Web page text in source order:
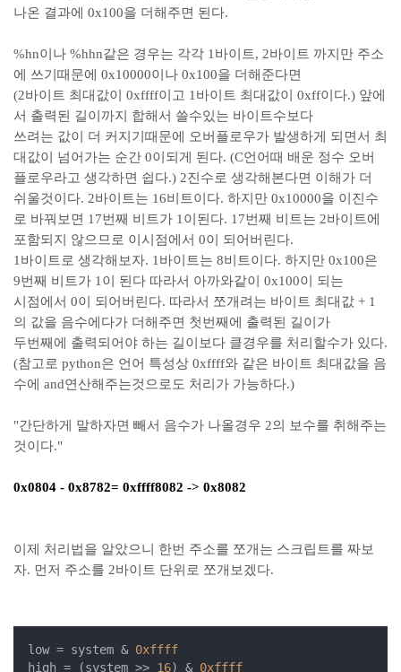
나온 결과에 0x100을 더해주면 된다.
%hn이나 %hhn같은 경우는 각각 1바이트, 2바이트 까지만 주소
에 쓰기때문에 0x10000이나 0x100을 더해준다면
(2바이트 최대값이 0xffff이고 1바이트 최대값이 0xff이다.) 앞에
서 출력된 길이까지 합해서 쓸수있는 바이트수보다
쓰려는 값이 더 커지기때문에 오버플로우가 발생하게 되면서 최
대값이 넘어가는 순간 0이되게 된다. (C언어때 배운 정수 오버
플로우라고 생각하면 쉽다.) 2진수로 생각해본다면 이해가 더
쉬울것이다. 2바이트는 16비트이다. 하지만 0x10000을 이진수
로 바꿔보면 17번째 비트가 1이된다. 17번째 비트는 2바이트에
포함되지 않으므로 이시점에서 0이 되어버린다.
1바이트로 생각해보자. 1바이트는 8비트이다. 하지만 0x100은
9번째 비트가 1이 된다 따라서 아까와같이 0x100이 되는
시점에서 0이 되어버린다. 따라서 쪼개려는 바이트 최대값 + 1
의 값을 음수에다가 더해주면 첫번째에 출력된 길이가
두번째에 출력되어야 하는 길이보다 클경우를 처리할수가 있다.
(참고로 python은 언어 특성상 0xffff와 같은 바이트 최대값을 음
수에 and연산해주는것으로도 처리가 가능하다.)
"간단하게 말하자면 빼서 음수가 나올경우 2의 보수를 취해주는
것이다."
0x0804 - 0x8782= 0xffff8082 -> 0x8082
이제 처리법을 알았으니 한번 주소를 쪼개는 스크립트를 짜보
자. 먼저 주소를 2바이트 단위로 쪼개보겠다.
low = system & 0xffff
high = (system >> 16) & 0xffff